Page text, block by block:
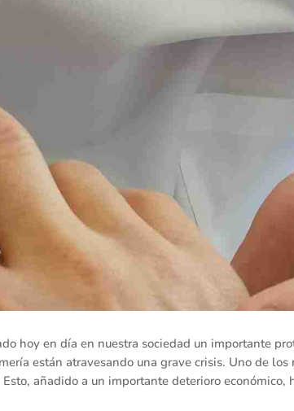
hoy en día en nuestra sociedad un importante
están atravesando una grave crisis. Uno de
añadido a un importante deterioro económico,